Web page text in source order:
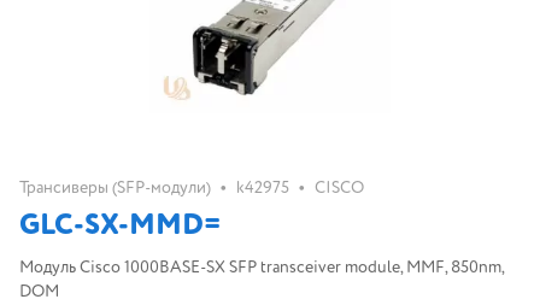
Трансиверы (SFP-модули) • k42975 • CISCO
GLC-SX-MMD=
Модуль Cisco 1000BASE-SX SFP transceiver module, MMF, 850nm,
DOM